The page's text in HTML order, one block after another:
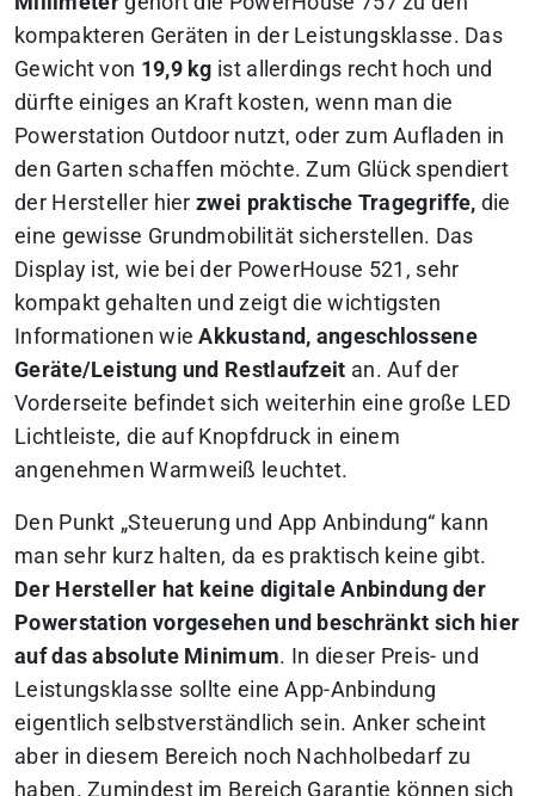
kompakteren Geräten in der Leistungsklasse. Das
Gewicht von 19,9 kg ist allerdings recht hoch und
dürfte einiges an Kraft kosten, wenn man die
Powerstation Outdoor nutzt, oder zum Aufladen in
den Garten schaffen möchte. Zum Glück spendiert
der Hersteller hierzwei praktische Tragegriffe, die
eine gewisse Grundmobilität sicherstellen. Das
Display ist, wie bei der PowerHouse 521, sehr
kompakt gehalten und zeigt die wichtigsten
Informationen wieAkkustand, angeschlossene
Geräte/Leistung und Restlaufzeit an. Auf der
Vorderseite befindet sich weiterhin eine große LED
Lichtleiste, die auf Knopfdruck in einem
angenehmen Warmweiß leuchtet.
Den Punkt „Steuerung und App Anbindung“ kann
man sehr kurz halten, da es praktisch keine gibt.
Der Hersteller hat keine digitale Anbindung der
Powerstation vorgesehen und beschränkt sich hier
auf das absolute Minimum. In dieser Preis- und
Leistungsklasse sollte eine App-Anbindung
eigentlich selbstverständlich sein. Anker scheint
aber in diesem Bereich noch Nachholbedarf zu
haben. Zumindest im Bereich Garantie können sich